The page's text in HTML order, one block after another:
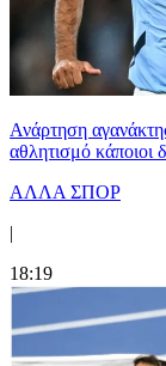
Ανάρτηση
αθλητισμό κάποιοι
ΑΛΛΑ ΣΠΟΡ
|
18:19